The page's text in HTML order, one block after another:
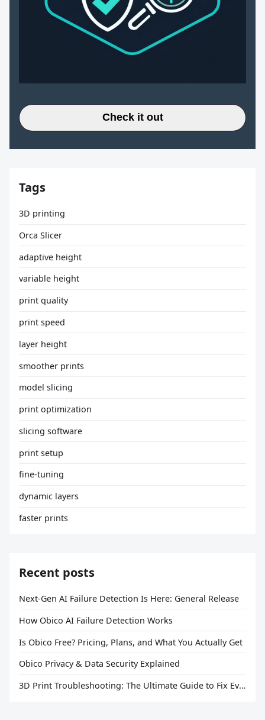
Check it out
Tags
3D printing
Orca Slicer
adaptive height
variable height
print quality
print speed
layer height
smoother prints
model slicing
print optimization
slicing software
print setup
fine-tuning
dynamic layers
faster prints
Recent posts
Next-Gen AI Failure Detection Is Here: General Release
How Obico AI Failure Detection Works
Is Obico Free? Pricing, Plans, and What You Actually Get
Obico Privacy & Data Security Explained
3D Print Troubleshooting: The Ultimate Guide to Fix Every Common Problem [2026]